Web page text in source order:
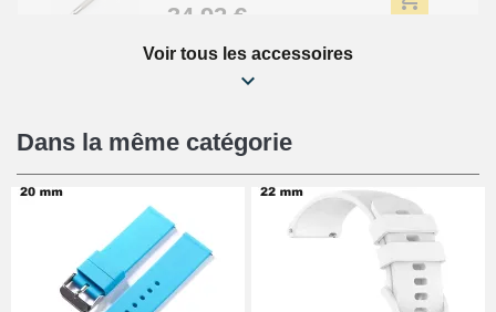
34,92 €
Kit Réparation Montre Débutant
16,90 €
Pied à Coulisse Numérique
9,90 €
Pince à Poinçonner (pince trou)
Voir tous les accessoires
Dans la même catégorie